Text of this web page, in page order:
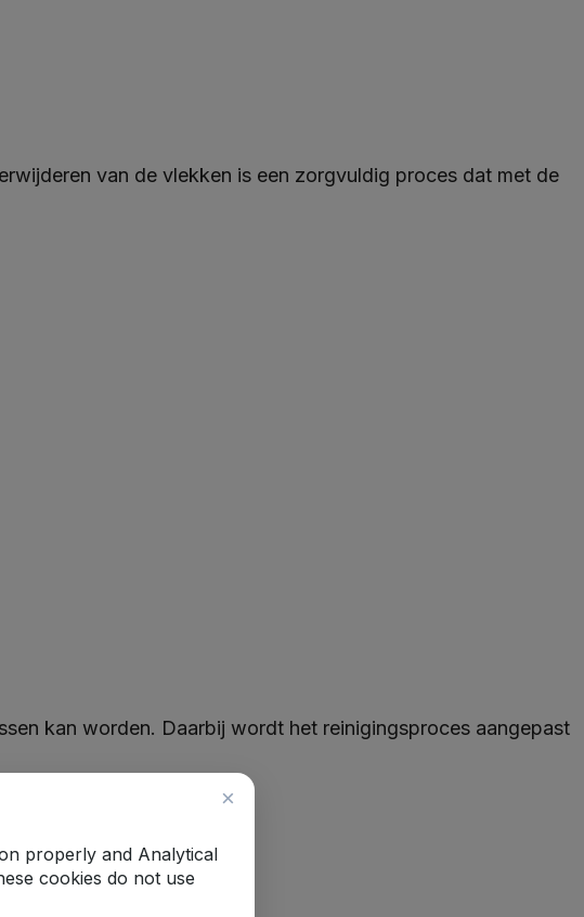
×
properly and Analytical
cookies do not use
van de vlekken is een zorgvuldig proces dat met de
kan worden. Daarbij wordt het reinigingsproces aangepast